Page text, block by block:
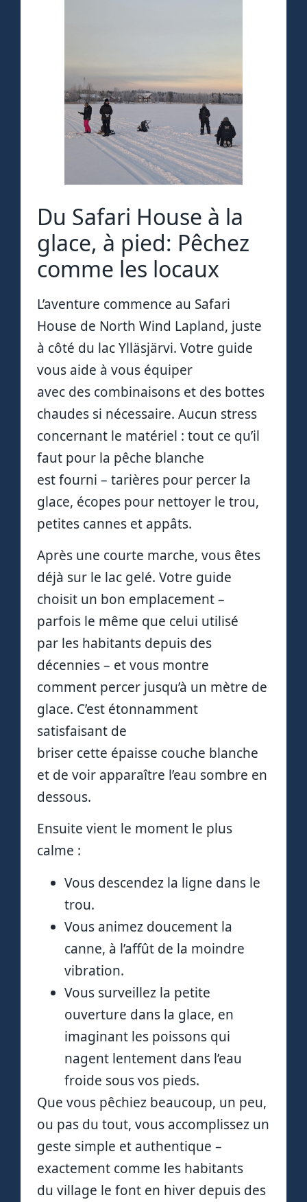
Du Safari House à la
glace, à pied: Pêchez
comme les locaux
L’aventure commence au Safari
House de North Wind Lapland, juste
à côté du lac Ylläsjärvi. Votre guide
vous aide à vous équiper
avec des combinaisons et des bottes
chaudes si nécessaire. Aucun stress
concernant le matériel : tout ce qu’il
faut pour la pêche blanche
est fourni – tarières pour percer la
glace, écopes pour nettoyer le trou,
petites cannes et appâts.
Après une courte marche, vous êtes
déjà sur le lac gelé. Votre guide
choisit un bon emplacement –
parfois le même que celui utilisé
par les habitants depuis des
décennies – et vous montre
comment percer jusqu’à un mètre de
glace. C’est étonnamment
satisfaisant de
briser cette épaisse couche blanche
et de voir apparaître l’eau sombre en
dessous.
Ensuite vient le moment le plus
calme :
Vous descendez la ligne dans le
trou.
Vous animez doucement la
canne, à l’affût de la moindre
vibration.
Vous surveillez la petite
ouverture dans la glace, en
imaginant les poissons qui
nagent lentement dans l’eau
froide sous vos pieds.
Que vous pêchiez beaucoup, un peu,
ou pas du tout, vous accomplissez un
geste simple et authentique –
exactement comme les habitants
du village le font en hiver depuis des